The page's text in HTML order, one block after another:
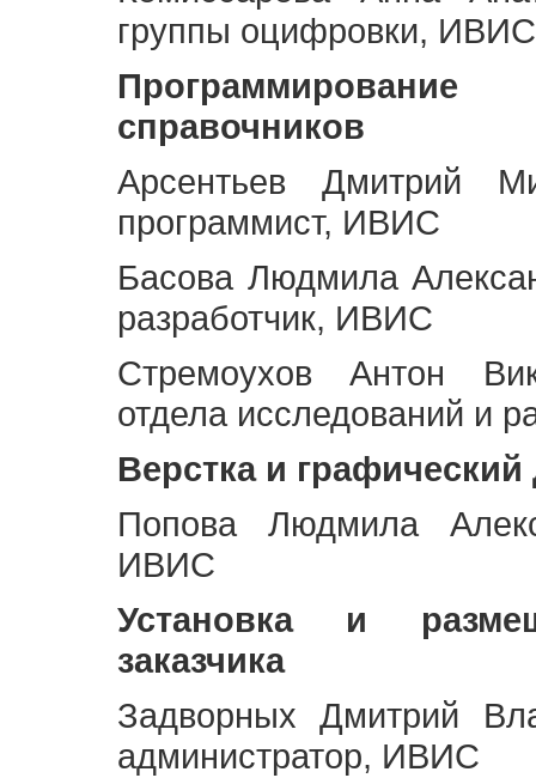
группы оцифровки, ИВИС
Программирование
справочников
Арсентьев Дмитрий
программист, ИВИС
Басова Людмила
разработчик, ИВИС
Стремоухов Антон
отдела исследований и
Верстка и графический
Попова Людмила
ИВИС
Установка и
заказчика
Задворных Дмитрий
администратор, ИВИС